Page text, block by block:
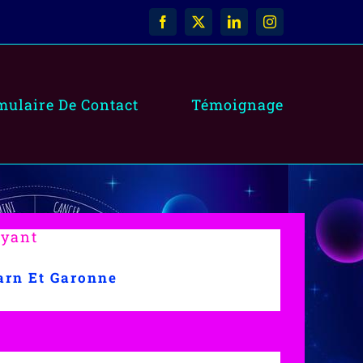
Facebook
X LinkedInInstagram
De Contact Témoignage
Et Garonne